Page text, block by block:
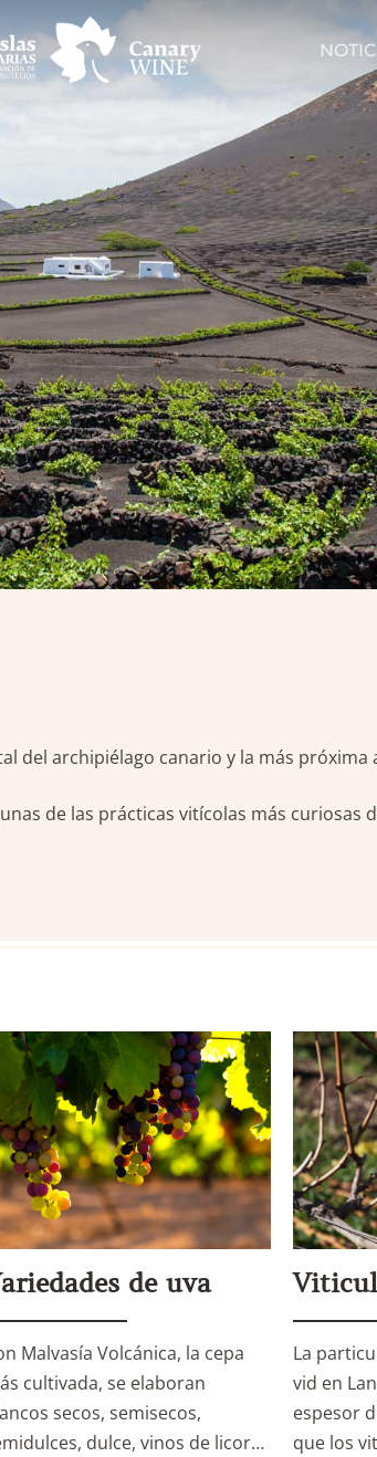
del archipiélago canario y la más próxima
de las prácticas vitícolas más curiosas
de uva
Malvasía Volcánica, la cepa
cultivada, se elaboran
secos, semisecos,
dulce, vinos de licor…
La
vid en
espesor
que los